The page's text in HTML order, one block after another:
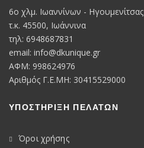
6o χλμ. Ιωαννίνων - Ηγουμενίτσας
τ.κ. 45500, Ιωάννινα
τηλ: 6948687831
email: info@dkunique.gr
ΑΦΜ: 998624976
Αριθμός Γ.Ε.ΜΗ: 30415529000
ΥΠΟΣΤΗΡΙΞΗ ΠΕΛΑΤΩΝ
Όροι χρήσης